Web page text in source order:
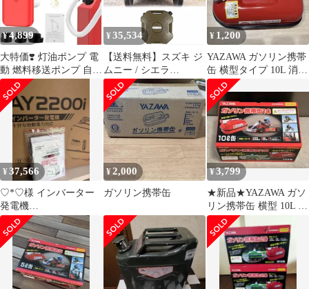
¥4,899
大特価❣️ 灯油ポンプ 電
動 燃料移送ポンプ 自動
停止センサー付き
¥ 35,534
【送料無料】スズキ ジ
ムニー / シエラ
JB64/JB74 専用設計 燃
料タンク 6L ガソリン
携行缶 ポータブル燃料
缶 アウトドア 災害対策
キャンプ 車中泊 ロック
＆キー付き 携帯に便利
高耐久 ドレスアップ効
果 高級感アップ 外装ア
クセサリー
¥ 1,200
YAZAWA ガソリン携帯
缶 横型タイプ 10L 消防
法適合品 YR10
¥37,566
♡*♡様 インバーター
発電機
1700W（1.7kVA）ガソ
リン発電機 AY22
¥2,000
ガソリン携帯缶
¥3,799
★新品★YAZAWA ガソ
リン携帯缶 横型 10L 消
防法適合品 YR10 ①